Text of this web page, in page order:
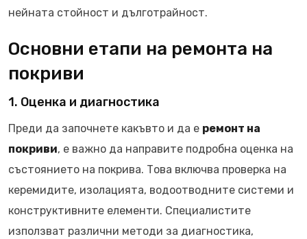
нейната стойност и дълготрайност.
Основни етапи на ремонта на
покриви
1. Оценка и диагностика
Преди да започнете какъвто и да е ремонт на
покриви, е важно да направите подробна оценка на
състоянието на покрива. Това включва проверка на
керемидите, изолацията, водоотводните системи и
конструктивните елементи. Специалистите
използват различни методи за диагностика,